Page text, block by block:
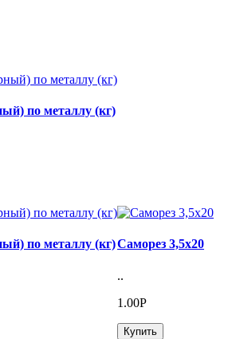
по металлу (кг)
по металлу (кг)Саморез 3,5х20
..
1.00Р
Купить